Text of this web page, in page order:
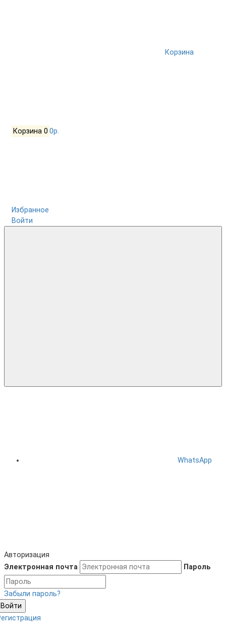
Корзина
Корзина 0 0р.
Избранное
Войти
WhatsApp
Авторизация
Электронная почта
Пароль
Забыли пароль?
Войти